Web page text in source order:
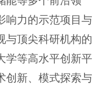
响力的示范项目与
与顶尖科研机构的
学等高水平创新平
创新、模式探索与